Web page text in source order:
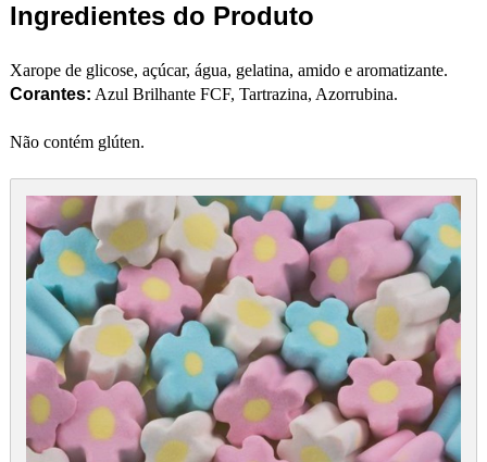
Ingredientes do Produto
Xarope de glicose, açúcar, água, gelatina, amido e aromatizante.
Corantes: Azul Brilhante FCF, Tartrazina, Azorrubina.
Não contém glúten.